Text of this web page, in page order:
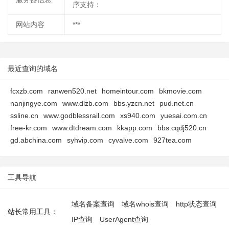
序支持：
网站内容 ***
最近查询的域名
fcxzb.com ranwen520.net homeintour.com
bkmovie.com
nanjingye.com
www.dlzb.com bbs.yzcn.net
pud.net.cn
ssline.cn
www.godblessrail.com xs940.com
yuesai.com.cn
free-kr.com
www.dtdream.com kkapp.com
bbs.cqdj520.cn
gd.abchina.com
syhvip.com cyvalve.com 927tea.com
工具导航
站长常用工具：
域名备案查询 域名whois查询
http状态查询
IP查询
UserAgent查询